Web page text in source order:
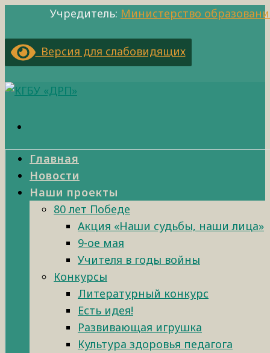
Учредитель: Министерство
Версия для слабовидящих
Главная
Новости
Наши проекты
80 лет Победе
Акция «Наши судьбы, наши лица»
9-ое мая
Учителя в годы войны
Конкурсы
Литературный конкурс
Есть идея!
Развивающая игрушка
Культура здоровья педагога